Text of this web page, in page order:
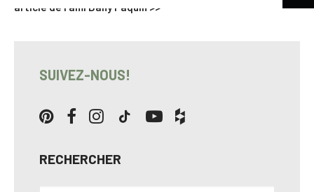
article de l’ami Dany Paquin >>
SUIVEZ-NOUS!
RECHERCHER